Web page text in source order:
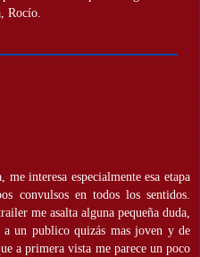
Rocío.
me interesa especialmente esa etapa
convulsos en todos los sentidos.
me asalta alguna pequeña duda,
a un publico quizás mas joven y de
a primera vista me parece un poco